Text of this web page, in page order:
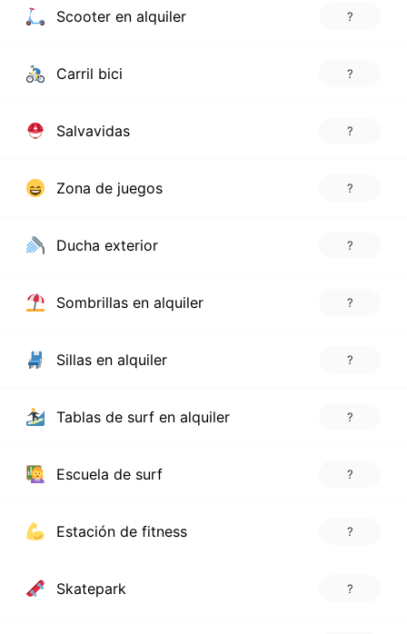
Scooter en alquiler ?
Carril bici ?
Salvavidas ?
Zona de juegos ?
Ducha exterior ?
Sombrillas en alquiler ?
Sillas en alquiler ?
Tablas de surf en alquiler ?
Escuela de surf ?
Estación de fitness ?
Skatepark ?